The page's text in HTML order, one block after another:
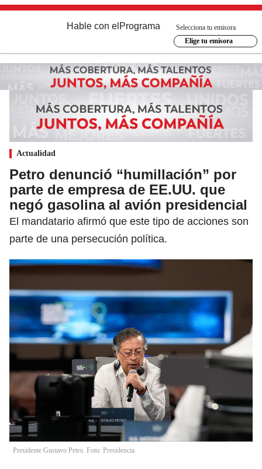
Hable con el Programa
Selecciona tu emisora
Elige tu emisora
Actualidad
Petro denunció “humillación” por
parte de empresa de EE.UU. que
negó gasolina al avión presidencial
El mandatario afirmó que este tipo de acciones son
parte de una persecución política.
Presidente Gustavo Petro. Foto: Presidencia